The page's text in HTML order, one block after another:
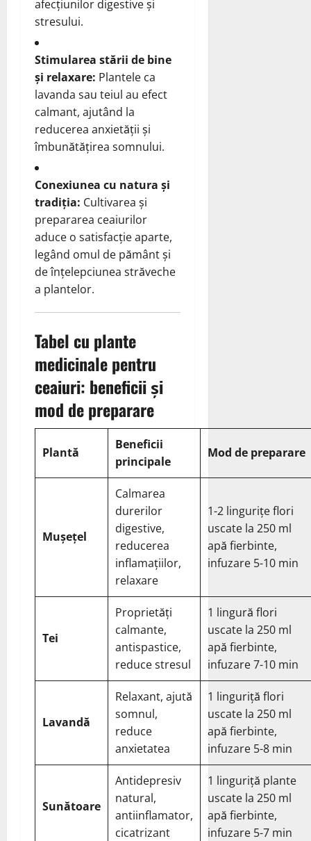
afecțiunilor digestive și
stresului.
Stimularea stării de bine
și relaxare: Plantele ca
lavanda sau teiul au efect
calmant, ajutând la
reducerea anxietății și
îmbunătățirea somnului.
Conexiunea cu natura și
tradiția: Cultivarea și
prepararea ceaiurilor
aduce o satisfacție aparte,
legând omul de pământ și
de înțelepciunea străveche
a plantelor.
Tabel cu plante
medicinale pentru
ceaiuri: beneficii și
mod de preparare
Plantă
Beneficii
principale
Mod de preparare
Mușețel
Calmarea
durerilor
digestive,
reducerea
inflamațiilor,
relaxare
1-2 lingurițe flori
uscate la 250 ml
apă fierbinte,
infuzare 5-10 min
Tei
Proprietăți
calmante,
antispastice,
reduce stresul
1 lingură flori
uscate la 250 ml
apă fierbinte,
infuzare 7-10 min
Lavandă
Relaxant, ajută
somnul,
reduce
anxietatea
1 linguriță flori
uscate la 250 ml
apă fierbinte,
infuzare 5-8 min
Sunătoare
Antidepresiv
natural,
antiinflamator,
cicatrizant
1 linguriță plante
uscate la 250 ml
apă fierbinte,
infuzare 5-7 min